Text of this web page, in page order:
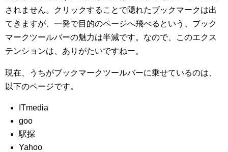
されません。クリックすることで隠れたブックマークは出
てきますが、一発で目的のページへ飛べるという、ブック
マークツールバーの魅力は半減です。なので、このエクス
テンションは、ありがたいですねー。
現在、うちがブックマークツールバーに乗せているのは、
以下のページです。
ITmedia
goo
駅探
Yahoo